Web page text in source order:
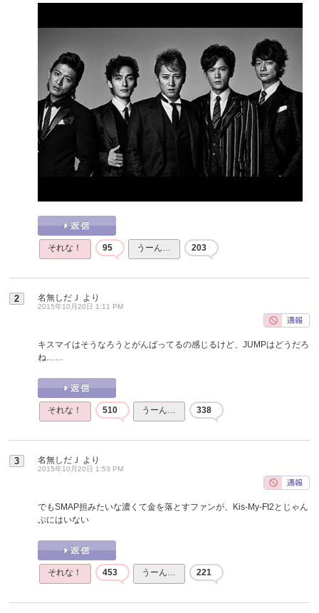
それな！ 95 うーん… 203
2 名無しだＪ より
2015年10月20日 1:11 PM
キスマイはそうなろうとがんばってるの感じるけど、JUMPはどうだろ
ね……
それな！ 510 うーん… 338
3 名無しだＪ より
2015年10月20日 1:53 PM
でもSMAP担みたいな濃くて金を落とすファンが、Kis-My-Ft2とじゃん
ぷにはいない
それな！ 453 うーん… 221